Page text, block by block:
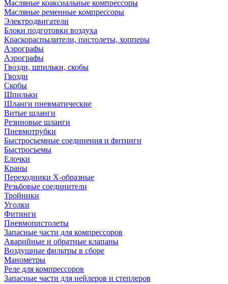
Масляные коаксиальные компрессоры
Масляные ременные компрессоры
Электродвигатели
Блоки подготовки воздуха
Краскораспылители, пистолеты, хопперы
Аэрографы
Аэрографы
Гвозди, шпильки, скобы
Гвозди
Скобы
Шпильки
Шланги пневматические
Витые шланги
Резиновые шланги
Пневмотрубки
Быстросъемные соединения и фитинги
Быстросъемы
Елочки
Краны
Переходники Х-образные
Резьбовые соединители
Тройники
Уголки
Фитинги
Пневмопистолеты
Запасные части для компрессоров
Аварийные и обратные клапаны
Воздушные фильтры в сборе
Манометры
Реле для компрессоров
Запасные части для нейлеров и степлеров